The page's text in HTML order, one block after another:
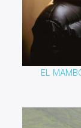
EL